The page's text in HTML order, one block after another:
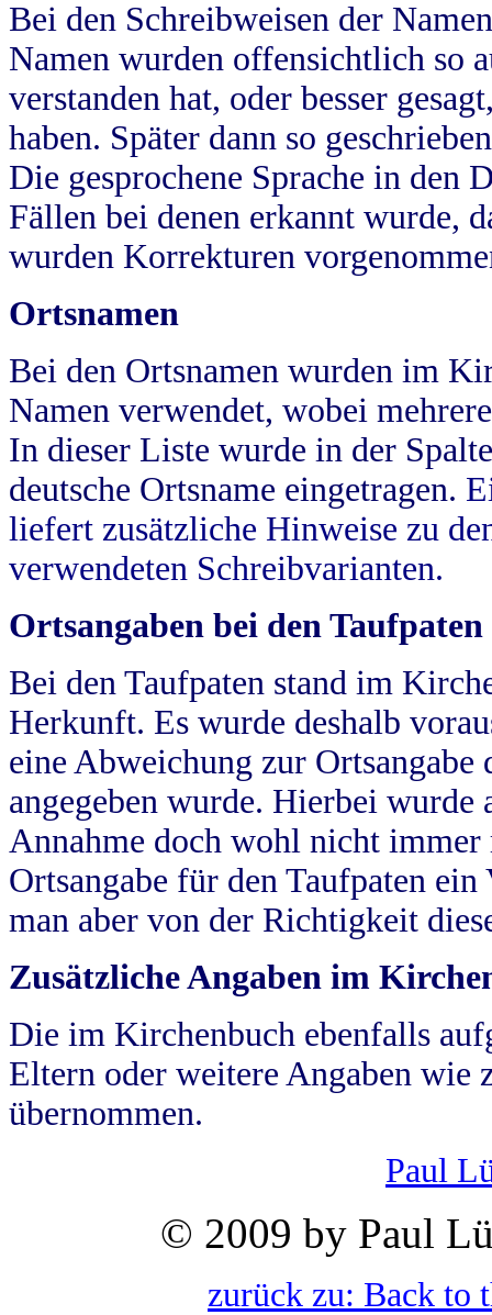
Bei den Schreibweisen der
Namen wurden offensichtlich so
verstanden hat, oder besser
haben. Später dann so
Die gesprochene Sprache in
Fällen bei denen erkannt wurde,
wurden Korrekturen
Ortsnamen
Bei den Ortsnamen wurden im
Namen verwendet, wobei
In dieser Liste wurde in der
deutsche Ortsname eingetragen.
liefert zusätzliche Hinweise zu
verwendeten Schreibvarianten.
Ortsangaben bei den Taufpaten
Bei den Taufpaten stand im
Herkunft. Es wurde deshalb
eine Abweichung zur
angegeben wurde. Hierbei wurde
Annahme doch wohl nicht
Ortsangabe für den Taufpaten
man aber von der Richtigkeit
Zusätzliche Angaben im
Die im Kirchenbuch ebenfalls
Eltern oder weitere Angaben wie
übernommen.
Paul
© 2009 by Paul
zurück zu: Back to